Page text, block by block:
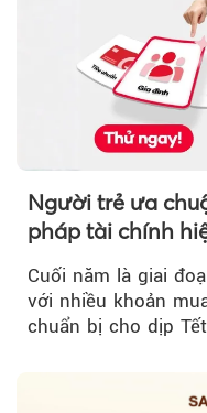
Người trẻ ưa
pháp tài chính
tiêu cuối năm
Cuối năm là giai
với nhiều khoản
chuẩn bị cho dịp